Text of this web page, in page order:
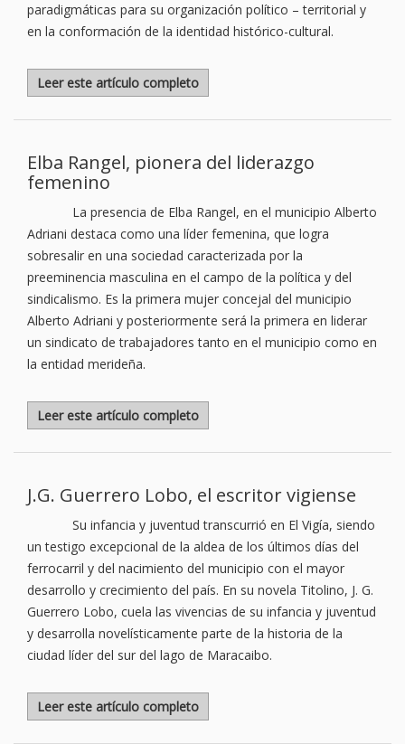
paradigmáticas para su organización político – territorial y
en la conformación de la identidad histórico-cultural.
Leer este artículo completo
Elba Rangel, pionera del liderazgo
femenino
La presencia de Elba Rangel, en el municipio Alberto
Adriani destaca como una líder femenina, que logra
sobresalir en una sociedad caracterizada por la
preeminencia masculina en el campo de la política y del
sindicalismo. Es la primera mujer concejal del municipio
Alberto Adriani y posteriormente será la primera en liderar
un sindicato de trabajadores tanto en el municipio como en
la entidad merideña.
Leer este artículo completo
J.G. Guerrero Lobo, el escritor vigiense
Su infancia y juventud transcurrió en El Vigía, siendo
un testigo excepcional de la aldea de los últimos días del
ferrocarril y del nacimiento del municipio con el mayor
desarrollo y crecimiento del país. En su novela Titolino, J. G.
Guerrero Lobo, cuela las vivencias de su infancia y juventud
y desarrolla novelísticamente parte de la historia de la
ciudad líder del sur del lago de Maracaibo.
Leer este artículo completo